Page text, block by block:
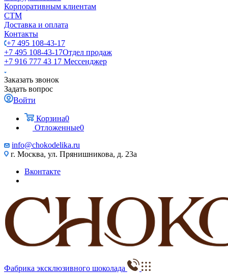
Корпоративным клиентам
СТМ
Доставка и оплата
Контакты
+7 495 108-43-17
+7 495 108-43-17Отдел продаж
+7 916 777 43 17 Мессенджер
Заказать звонок
Задать вопрос
Войти
Корзина0
Отложенные0
info@chokodelika.ru
г. Москва, ул. Прянишникова, д. 23а
Вконтакте
Фабрика эксклюзивного шоколада